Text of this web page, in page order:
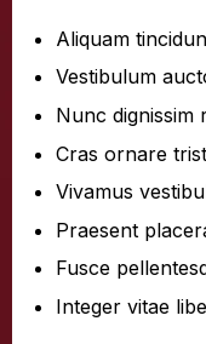
Aliquam
Vestibulum
Nunc dignissim
Cras ornare
Vivamus
Praesent
Fusce
Integer vitae